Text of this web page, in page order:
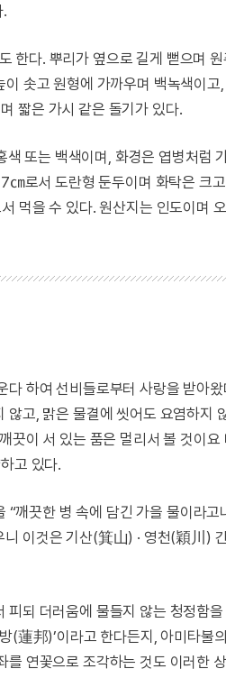
한다. 뿌리가 옆으로 길게 뻗으며
솟고 원형에 가까우며 백녹색이
짧은 가시 같은 돌기가 있다.
또는 백색이며, 화경은 엽병처럼
로서 도란형 둔두이며 화탁은 크
먹을 수 있다. 원산지는 인도이며
다 하여 선비들로부터 사랑을 받
고, 맑은 물결에 씻어도 요염하지
끗이 서 있는 품은 멀리서 볼 것이
고 있다.
끗한 병 속에 담긴 가을 물이라고
니 이것은 기산(箕山) · 영천(穎川)
되 더러움에 물들지 않는 청정함
(蓮邦)’이라고 한다든지, 아미타불
연꽃으로 조각하는 것도 이러한